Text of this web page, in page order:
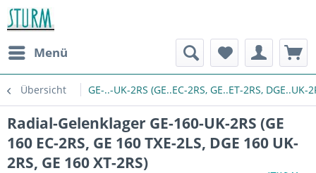
Menü
Übersicht GE-..-UK-2RS (GE..EC-2RS, GE..ET-2RS, DGE..UK-
Radial-Gelenklager GE-160-UK-2RS (GE
160 EC-2RS, GE 160 TXE-2LS, DGE 160 UK-
2RS, GE 160 XT-2RS)